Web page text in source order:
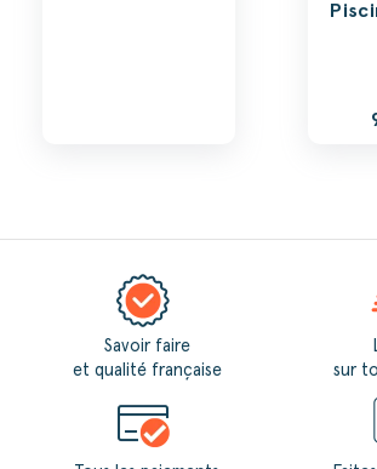
Savoir faire
et qualité française
sur